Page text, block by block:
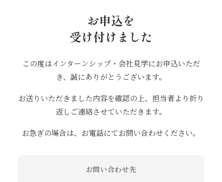
お申込を
受け付けました
この度はインターンシップ・会社見学にお申込いただ
き、誠にありがとうございます。
お送りいただきました内容を確認の上、担当者より折り
返しご連絡させていただきます。
お急ぎの場合は、お電話にてお問い合わせください。
お問い合わせ先